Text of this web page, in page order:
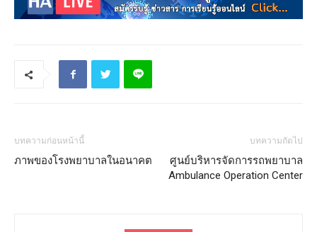
บทความก่อนหน้านี้
ภาพของโรงพยาบาลในอนาคต
บทความถัดไป
ศูนย์บริหารจัดการรถพยาบาล
Ambulance Operation Center